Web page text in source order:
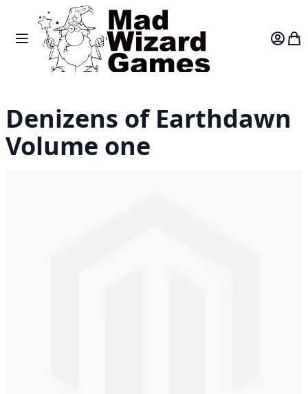
Skip to Content
Toggle Nav
Denizens of Earthdawn
Volume one